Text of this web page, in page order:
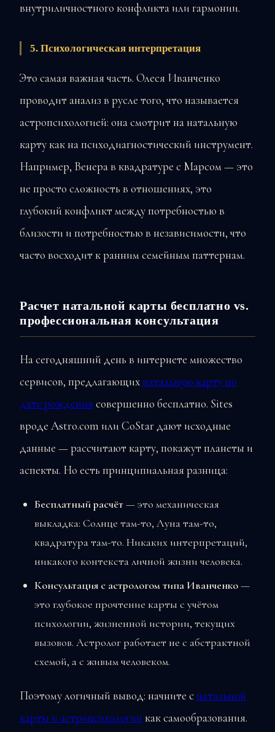
внутриличностного конфликта или гармонии.
5. Психологическая интерпретация
Это самая важная часть. Олеся Иванченко
проводит анализ в русле того, что называется
астропсихологией: она смотрит на натальную
карту как на психодиагностический инструмент.
Например, Венера в квадратуре с Марсом — это
не просто сложность в отношениях, это
глубокий конфликт между потребностью в
близости и потребностью в независимости, что
часто восходит к ранним семейным паттернам.
Расчет натальной карты бесплатно vs.
профессиональная консультация
На сегодняшний день в интернете множество
сервисов, предлагающихнатальную карту по
дате рождения совершенно бесплатно. Sites
вроде Astro.com или CoStar дают исходные
данные — рассчитают карту, покажут планеты и
аспекты. Но есть принципиальная разница:
Бесплатный расчёт — это механическая
выкладка: Солнце там-то, Луна там-то,
квадратура там-то. Никаких интерпретаций,
никакого контекста личной жизни человека.
Консультация с астрологом типа Иванченко—
это глубокое прочтение карты с учётом
психологии, жизненной истории, текущих
вызовов. Астролог работает не с абстрактной
схемой, а с живым человеком.
Поэтому логичный вывод: начните снатальной
карты и астропсихологии как самообразования.